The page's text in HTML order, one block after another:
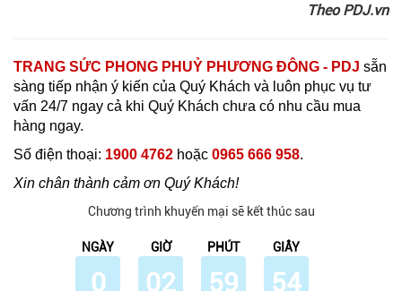
Theo PDJ.vn
TRANG SỨC PHONG PHUỶ PHƯƠNG ĐÔNG - PDJ sẵn
sàng tiếp nhận ý kiến của Quý Khách và luôn phục vụ tư
vấn 24/7 ngay cả khi Quý Khách chưa có nhu cầu mua
hàng ngay.
Số điện thoại: 1900 4762 hoặc 0965 666 958.
Xin chân thành cảm ơn Quý Khách!
Chương trình khuyến mại sẽ kết thúc sau
NGÀY
0
GIỜ
02
PHÚT
59
GIÂY
53